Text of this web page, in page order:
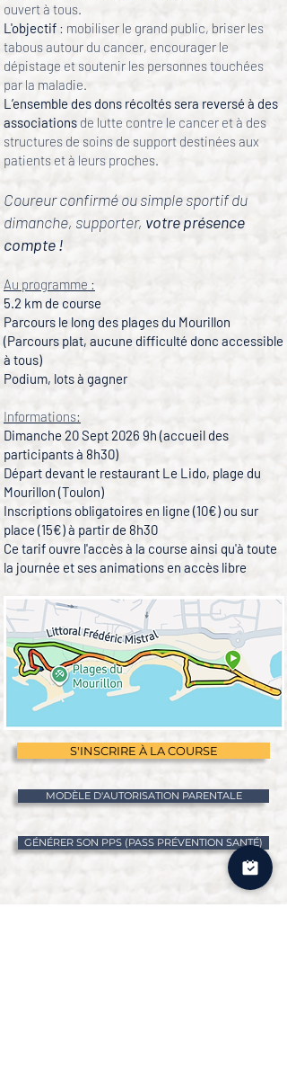
S'INSCRIRE À LA COURSE
ouvert à tous.
L'objectif : mobiliser le grand public, briser les
tabous autour du cancer, encourager le
dépistage et soutenir les personnes touchées
par la maladie.
L’ensemble des dons récoltés sera reversé à des
associations de lutte contre le cancer et à des
structures de soins de support destinées aux
patients et à leurs proches.
Coureur confirmé ou simple sportif du
dimanche, supporter, votre présence
compte !
Au programme :
5.2 km de course
Parcours le long des plages du Mourillon
(Parcours plat, aucune difficulté donc accessible
à tous)
Podium, lots à gagner
Informations:
Dimanche 20 Sept 2026 9h (accueil des
participants à 8h30)
Départ devant le restaurant Le Lido, plage du
Mourillon (Toulon)
Inscriptions obligatoires en ligne (10€) ou sur
place (15€) à partir de 8h30
Ce tarif ouvre l'accès​ à la course ainsi qu'à toute
la journée et ses animations en accès libre
MODÈLE D'AUTORISATION PARENTALE
GÉNÉRER SON PPS (PASS PRÉVENTION SANTÉ)